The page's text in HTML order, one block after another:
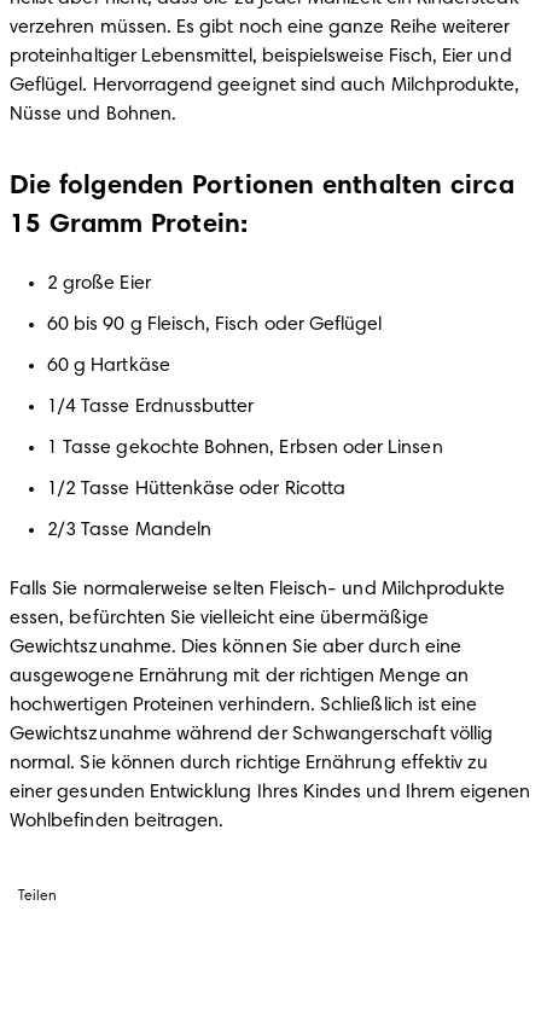
verzehren müssen. Es gibt noch eine ganze Reihe weiterer
proteinhaltiger Lebensmittel, beispielsweise Fisch, Eier und
Geflügel. Hervorragend geeignet sind auch Milchprodukte,
Nüsse und Bohnen.
Die folgenden Portionen enthalten circa
15 Gramm Protein:
2 große Eier
60 bis 90 g Fleisch, Fisch oder Geflügel
60 g Hartkäse
1/4 Tasse Erdnussbutter
1 Tasse gekochte Bohnen, Erbsen oder Linsen
1/2 Tasse Hüttenkäse oder Ricotta
2/3 Tasse Mandeln
Falls Sie normalerweise selten Fleisch- und Milchprodukte
essen, befürchten Sie vielleicht eine übermäßige
Gewichtszunahme. Dies können Sie aber durch eine
ausgewogene Ernährung mit der richtigen Menge an
hochwertigen Proteinen verhindern. Schließlich ist eine
Gewichtszunahme während der Schwangerschaft völlig
normal. Sie können durch richtige Ernährung effektiv zu
einer gesunden Entwicklung Ihres Kindes und Ihrem eigenen
Wohlbefinden beitragen.
Teilen